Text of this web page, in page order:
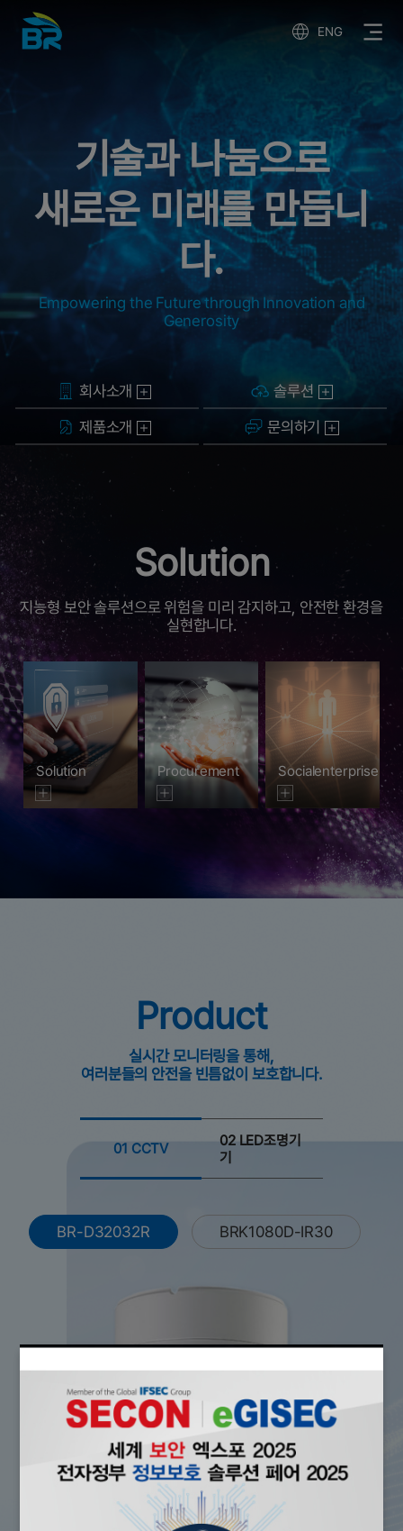
ENG
으로
만듭니
Innovation and
최첨단 보안
통해
고객의 안전
다.
Keep you safe with state-
solutions.
회사소개
솔루션
제품소개
문의하기
Solution
지능형 보안 솔루션으로 위험을 미리 감지하고, 안전한 환경을
실현합니다.
Solution Procurement Socialenterprise
Product
실시간 모니터링을 통해,
여러분들의 안전을 빈틈없이 보호합니다.
01 CCTV
02 LED조명기
기
BR-D32032R BRK1080D-IR30
Closed Circuit Television